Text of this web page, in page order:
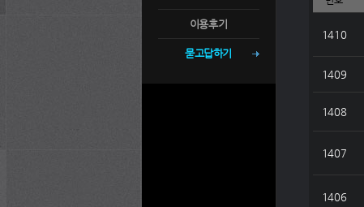
이용후기
묻고답하기
1410
1409
1408
1407
1406